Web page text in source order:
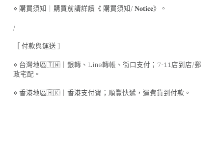
⋄ 購買須知｜購買前請詳讀《 購買須知/ 𝐍𝐨𝐭𝐢𝐜𝐞》。
/
［ 付款與運送 ］
⋄ 台灣地區🇹🇼｜銀轉、Line轉帳、街口支付；7-11店到店/郵
政宅配。
⋄ 香港地區🇭🇰｜香港支付寶；順豐快遞，運費貨到付款。